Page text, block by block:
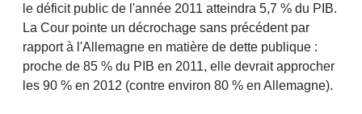
le déficit public de l'année 2011 atteindra 5,7 % du PIB.
La Cour pointe un décrochage sans précédent par
rapport à l'Allemagne en matière de dette publique :
proche de 85 % du PIB en 2011, elle devrait approcher
les 90 % en 2012 (contre environ 80 % en Allemagne).